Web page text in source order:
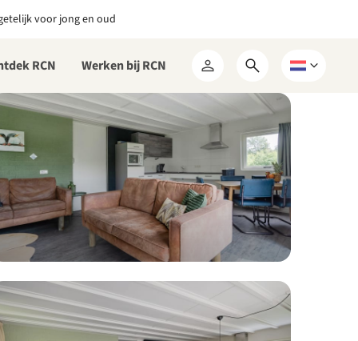
voor jong en oud
RCN Werken bij RCN
Mijn
RCN
Open
zoekformulier
Kies
taal